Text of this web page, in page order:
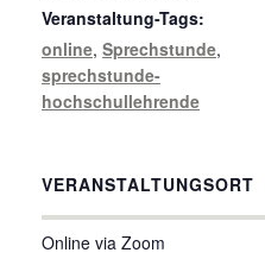
Veranstaltung-Tags:
online, Sprechstunde,
sprechstunde-
hochschullehrende
VERANSTALTUNGSORT
Online via Zoom